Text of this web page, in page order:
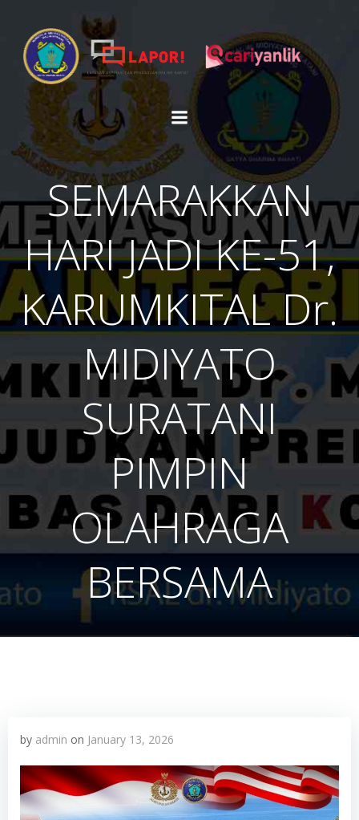
content
SEMARAKKAN
HARI JADI KE-51,
KARUMKITAL Dr.
MIDIYATO
SURATANI
PIMPIN
OLAHRAGA
BERSAMA
by admin on January 13, 2026